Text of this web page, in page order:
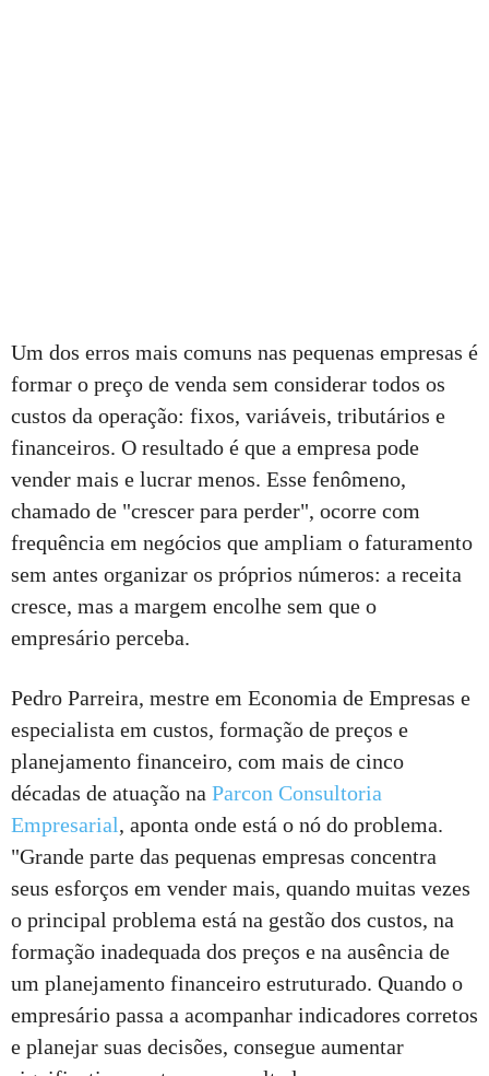
Um dos erros mais comuns nas pequenas empresas é
formar o preço de venda sem considerar todos os
custos da operação: fixos, variáveis, tributários e
financeiros. O resultado é que a empresa pode
vender mais e lucrar menos. Esse fenômeno,
chamado de "crescer para perder", ocorre com
frequência em negócios que ampliam o faturamento
sem antes organizar os próprios números: a receita
cresce, mas a margem encolhe sem que o
empresário perceba.
Pedro Parreira, mestre em Economia de Empresas e
especialista em custos, formação de preços e
planejamento financeiro, com mais de cinco
décadas de atuação na Parcon Consultoria
Empresarial, aponta onde está o nó do problema.
"Grande parte das pequenas empresas concentra
seus esforços em vender mais, quando muitas vezes
o principal problema está na gestão dos custos, na
formação inadequada dos preços e na ausência de
um planejamento financeiro estruturado. Quando o
empresário passa a acompanhar indicadores corretos
e planejar suas decisões, consegue aumentar